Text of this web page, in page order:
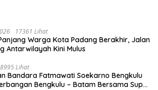
17361 Lihat
Warga Kota Padang Berakhir, Jalan
Antarwilayah Kini Mulus
8995 Lihat
Bandara Fatmawati Soekarno Bengkulu
Bengkulu – Batam Bersama Super